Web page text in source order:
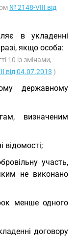
№ 2148-VIII від
в укладенні
якщо особа:
10 із змінами,
від 04.07.2013 )
державному
визначеним
відомості;
участь,
не виконано
менше одного
договору